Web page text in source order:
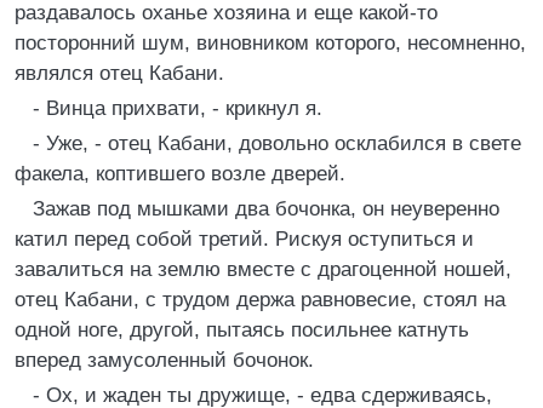
раздавалось оханье хозяина и еще какой-то
посторонний шум, виновником которого, несомненно,
являлся отец Кабани.
- Винца прихвати, - крикнул я.
- Уже, - отец Кабани, довольно осклабился в свете
факела, коптившего возле дверей.
Зажав под мышками два бочонка, он неуверенно
катил перед собой третий. Рискуя оступиться и
завалиться на землю вместе с драгоценной ношей,
отец Кабани, с трудом держа равновесие, стоял на
одной ноге, другой, пытаясь посильнее катнуть
вперед замусоленный бочонок.
- Ох, и жаден ты дружище, - едва сдерживаясь,